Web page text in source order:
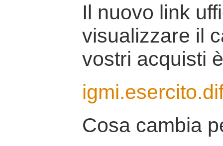
Il nuovo link
visualizzare il
vostri acquisti
Cosa cambia